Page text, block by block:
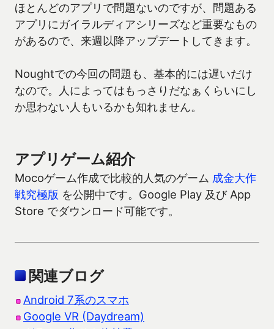
ほとんどのアプリで問題ないのですが、問題ある
アプリにガイラルディアシリーズなど重要なもの
があるので、来週以降アップデートしてきます。
Noughtでの今回の問題も、基本的には遅いだけ
なので。人によってはもっさりだなぁくらいにし
か思わない人もいるかも知れません。
アプリゲーム紹介
Mocoゲーム作成で比較的人気のゲーム 成金大作
戦究極版 を公開中です。Google Play 及び App
Store でダウンロード可能です。
関連ブログ
Android 7系のスマホ
Google VR (Daydream)